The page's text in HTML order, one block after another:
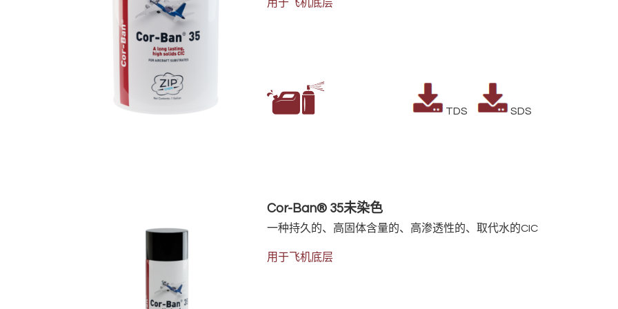
用于飞机底层
TDS SDS
Cor-Ban® 35未染色
一种持久的、高固体含量的、高渗透性的、取代水的CIC
用于飞机底层